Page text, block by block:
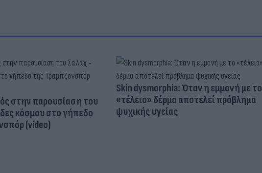
στην παρουσίαση του
κόσμου στο γήπεδο
(video)
Skin dysmorphia: Όταν η εμμονή με το
«τέλειο» δέρμα αποτελεί πρόβλημα
ψυχικής υγείας